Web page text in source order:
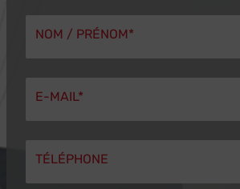
NOM / PRÉNOM*
E-MAIL*
TÉLÉPHONE